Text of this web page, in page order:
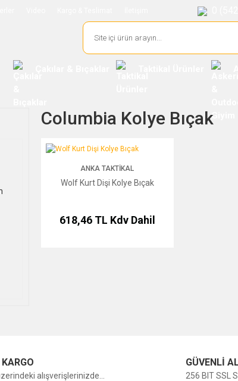
Columbia Kolye Bıçak
Wolf Kurt Dişi Kolye Bıçak
ANKA TAKTIKAL
Wolf Kurt Dişi Kolye Bıçak
618,46 TL Kdv Dahil
alışverişlerinizde...
GÜVENLİ
256 BIT SSL